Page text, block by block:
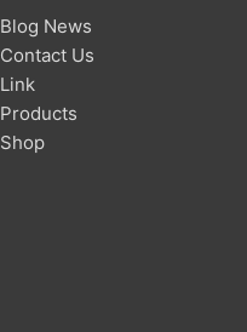
Blog News
Contact Us
Link
Products
Shop